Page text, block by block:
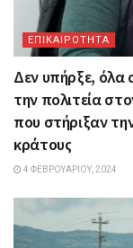
ΕΠΙΚΑΙΡΟΤΗΤΑ
Δεν υπήρξε, όλα
την πολιτεία
που στήριξαν
κράτους
4 ΦΕΒΡΟΥΑΡΊΟΥ, 2024